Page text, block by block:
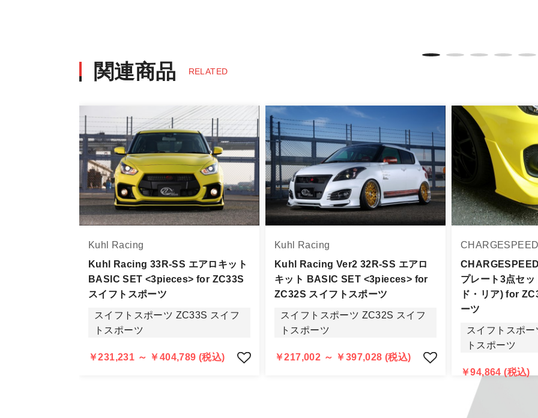
・決済後の正式注文後のキャンセルや変更は不可となりますので、商品やカラー等、お間違い無い
商品名や説明等でご確認ください。
・エアロパーツ・マフラー等の大型商品は、個人宅への直送・営業所止めができないことがあるこ
また、小さな商品でも、メーカーによっては個人宅直送・営業所止めが不可の場合がございます。
・発送先に、塗装・取付店等の業者様をご指定することをお奨め致します。
・メーカーによっては、配送先が自動車関連業者でなければ、配送出来ないことがあることは予め
お届け商品について
商品到着後は速やかに開封のうえ、中身をご確認下さい。
万一、商品に不具合があった場合は商品出荷後5日以内にご連絡をお願いします。
なお、塗装・加工・装着後の交換や返品は、理由を問わず一切お受けできません。
商品の不具合や状況は写真等をお願いする場合もございますので、ご協力をお願いします。
明らかに当社またはメーカーに瑕疵が認められる場合（商品誤発送・初期不良・運送破損等）につ
当社よりメーカー・運送会社へ状況報告・確認の上、同等品・代替品への交換対応の手配をさせて
お客様のお支払い方法に関わらず、ご返金は銀行振込となりますことを予めご了承下さい。
関連商品 RELATED
Kuhl Racing
Kuhl Racing 33R-SS エアロキット
BASIC SET <3pieces> for ZC33S
スイフトスポーツ
スイフトスポーツ ZC33S スイフ
トスポーツ
￥231,231 ～ ￥404,789 (税込)
Kuhl Racing
Kuhl Racing Ver2 32R-SS エアロ
キット BASIC SET <3pieces> for
ZC32S スイフトスポーツ
スイフトスポーツ ZC32S スイフ
トスポーツ
￥217,002 ～ ￥397,028 (税込)
CHARGESPEED
プレート3点セッ
ド・リア) for
ーツ
スイフトスポ
トスポーツ
￥94,864 (税込)